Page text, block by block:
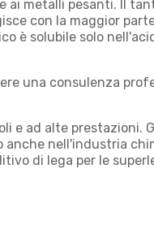
metalli pesanti. Il
con la maggior
è solubile solo
una consulenza
ad alte prestazioni.
nell'industria
di lega per le